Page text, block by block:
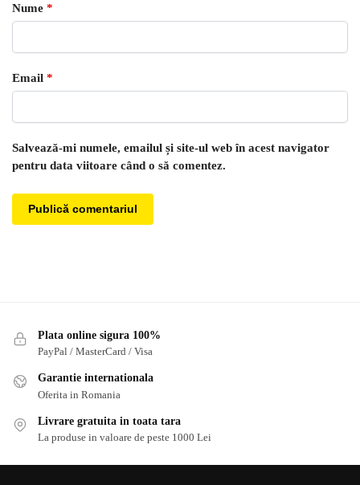
Nume *
Email *
Salvează-mi numele, emailul și site-ul web în acest navigator
pentru data viitoare când o să comentez.
Plata online sigura 100%
PayPal / MasterCard / Visa
Garantie internationala
Oferita in Romania
Livrare gratuita in toata tara
La produse in valoare de peste 1000 Lei